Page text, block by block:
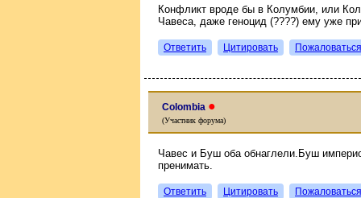
Конфликт вроде бы в Колумбии, или
Чавеса, даже геноцид (????) ему уже
Ответить Цитировать Пожаловаться
Colombia ●
(Участник форума)
Чавес и Буш оба обнаглели.Буш
пренимать.
Ответить Цитировать Пожаловаться